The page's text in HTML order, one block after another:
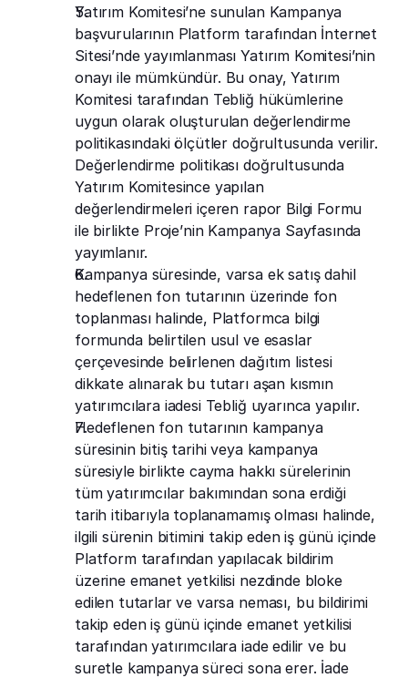
Yatırım Komitesi’ne sunulan Kampanya
başvurularının Platform tarafından İnternet
Sitesi’nde yayımlanması Yatırım Komitesi’nin
onayı ile mümkündür. Bu onay, Yatırım
Komitesi tarafından Tebliğ hükümlerine
uygun olarak oluşturulan değerlendirme
politikasındaki ölçütler doğrultusunda verilir.
Değerlendirme politikası doğrultusunda
Yatırım Komitesince yapılan
değerlendirmeleri içeren rapor Bilgi Formu
ile birlikte Proje’nin Kampanya Sayfasında
yayımlanır.
Kampanya süresinde, varsa ek satış dahil
hedeflenen fon tutarının üzerinde fon
toplanması halinde, Platformca bilgi
formunda belirtilen usul ve esaslar
çerçevesinde belirlenen dağıtım listesi
dikkate alınarak bu tutarı aşan kısmın
yatırımcılara iadesi Tebliğ uyarınca yapılır.
Hedeflenen fon tutarının kampanya
süresinin bitiş tarihi veya kampanya
süresiyle birlikte cayma hakkı sürelerinin
tüm yatırımcılar bakımından sona erdiği
tarih itibarıyla toplanamamış olması halinde,
ilgili sürenin bitimini takip eden iş günü içinde
Platform tarafından yapılacak bildirim
üzerine emanet yetkilisi nezdinde bloke
edilen tutarlar ve varsa neması, bu bildirimi
takip eden iş günü içinde emanet yetkilisi
tarafından yatırımcılara iade edilir ve bu
suretle kampanya süreci sona erer. İade